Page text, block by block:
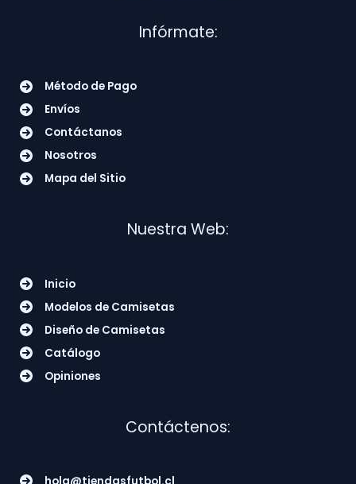
Infórmate:
Método de Pago
Envíos
Contáctanos
Nosotros
Mapa del Sitio
Nuestra Web:
Inicio
Modelos de Camisetas
Diseño de Camisetas
Catálogo
Opiniones
Contáctenos: